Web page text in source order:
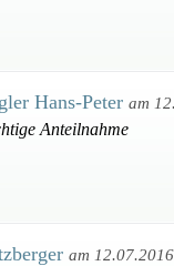
Hans-Peter am
Anteilnahme
am 12.07.2016